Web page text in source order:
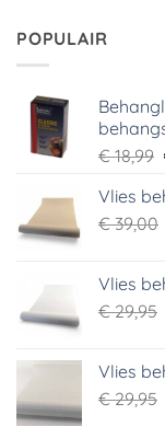
POPULAIR
€18,99
Vlies
€39,00
Vlies
€29,95
Vlies
€29,95